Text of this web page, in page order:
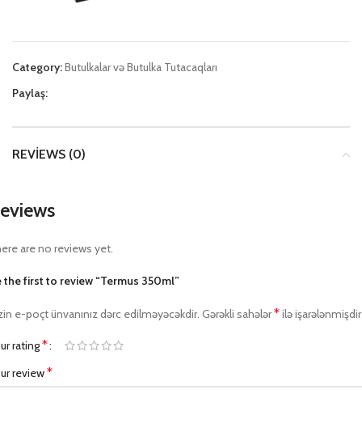
Category:Butulkalar və Butulka Tutacaqları
Paylaş:
REVIEWS (0)
are no reviews yet.
the first to review “Termus 350ml”
e-poçt ünvanınız dərc edilməyəcəkdir. Gərəkli sahələr*ilə işarələnmişdir
rating*
review*